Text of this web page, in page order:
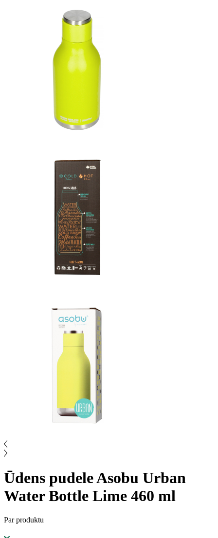
Ūdens pudele Asobu Urban
Water Bottle Lime 460 ml
Par produktu